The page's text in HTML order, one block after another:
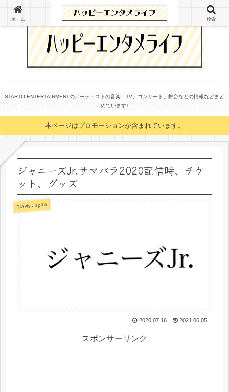
STARTO ENTERTAINMENTのアーティストの音楽、TV、コンサート、舞台などの情報などまと
めています♪
本ページはプロモーションが含まれています。
ジャニーズJr.サマパラ2020配信時、チケ
ット、グッズ
Travis Japan
2020.07.16 2021.06.05
スポンサーリンク
ホーム 検索